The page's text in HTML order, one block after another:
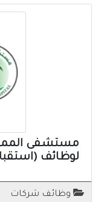
مستشفى
لوظائف
وظائف شركات